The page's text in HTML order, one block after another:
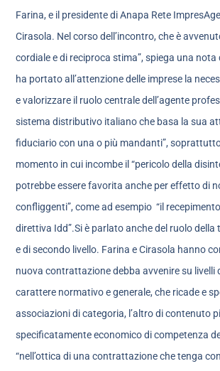
Farina, e il presidente di Anapa Rete
Cirasola. Nel corso dell’incontro, che è
cordiale e di reciproca stima”, spiega una nota
ha portato all’attenzione delle imprese la
e valorizzare il ruolo centrale dell’agente
sistema distributivo italiano che basa la sua
fiduciario con una o più mandanti”,
momento in cui incombe il “pericolo della
potrebbe essere favorita anche per effetto di
confliggenti”, come ad esempio “il
direttiva Idd”.Si è parlato anche del ruolo
e di secondo livello. Farina e Cirasola hanno
nuova contrattazione debba avvenire su livelli
carattere normativo e generale, che ricade e
associazioni di categoria, l’altro di contenuto
specificatamente economico di competenza
“nell’ottica di una contrattazione che tenga